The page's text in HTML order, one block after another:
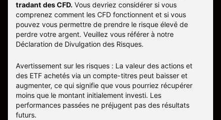
tradant des CFD. Vous devriez considérer si vous
comprenez comment les CFD fonctionnent et si vous
pouvez vous permettre de prendre le risque élevé de
perdre votre argent. Veuillez vous référer à notre
Déclaration de Divulgation des Risques.
Avertissement sur les risques : La valeur des actions et
des ETF achetés via un compte-titres peut baisser et
augmenter, ce qui signifie que vous pourriez récupérer
moins que le montant initialement investi. Les
performances passées ne préjugent pas des résultats
futurs.